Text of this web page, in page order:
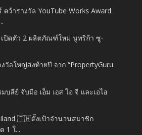
คว้ารางวัล YouTube Works Award
ปิดตัว 2 ผลิตภัณฑ์ใหม่ นูทริก้า ซู-
วัลใหญ่ส่งท้ายปี จาก “PropertyGuru
บลีย์ จับมือ เอ็ม เอส ไอ จี และเอไอ
🇹🇭ตั้งเป้าจำนวนสมาชิก
1 ใ...